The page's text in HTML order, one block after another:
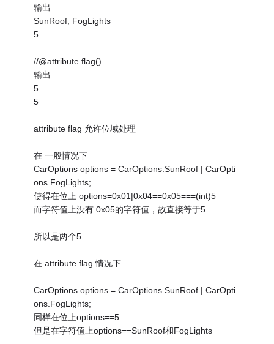
输出
SunRoof, FogLights
5
//@attribute flag()
输出
5
5
attribute flag 允许位域处理
在 一般情况下
CarOptions options = CarOptions.SunRoof | CarOpti
ons.FogLights;
使得在位上 options=0x01|0x04==0x05===(int)5
而字符值上没有 0x05的字符值，故直接等于5
所以是两个5
在 attribute flag 情况下
CarOptions options = CarOptions.SunRoof | CarOpti
ons.FogLights;
同样在位上options==5
但是在字符值上options==SunRoof和FogLights